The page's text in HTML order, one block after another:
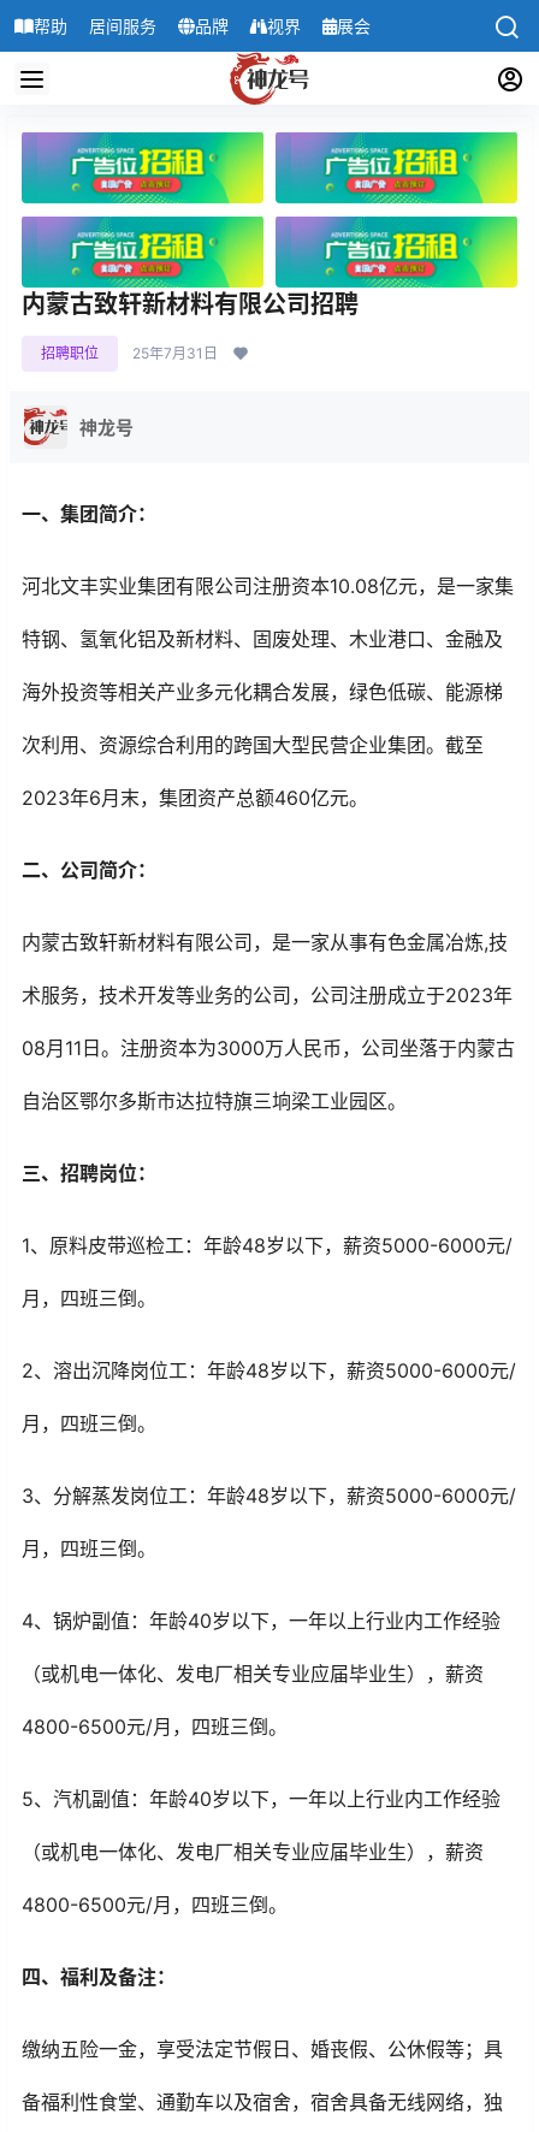
帮助 居间服务 品牌 视界 展会
内蒙古致轩新材料有限公司招聘
招聘职位 25年7月31日
神龙号
一、集团简介：
河北文丰实业集团有限公司注册资本10.08亿元，是一家集
特钢、氢氧化铝及新材料、固废处理、木业港口、金融及
海外投资等相关产业多元化耦合发展，绿色低碳、能源梯
次利用、资源综合利用的跨国大型民营企业集团。截至
2023年6月末，集团资产总额460亿元。
二、公司简介：
内蒙古致轩新材料有限公司，是一家从事有色金属冶炼,技
术服务，技术开发等业务的公司，公司注册成立于2023年
08月11日。注册资本为3000万人民币，公司坐落于内蒙古
自治区鄂尔多斯市达拉特旗三垧梁工业园区。
三、招聘岗位：
1、原料皮带巡检工：年龄48岁以下，薪资5000-6000元/
月，四班三倒。
2、溶出沉降岗位工：年龄48岁以下，薪资5000-6000元/
月，四班三倒。
3、分解蒸发岗位工：年龄48岁以下，薪资5000-6000元/
月，四班三倒。
4、锅炉副值：年龄40岁以下，一年以上行业内工作经验
（或机电一体化、发电厂相关专业应届毕业生），薪资
4800-6500元/月，四班三倒。
5、汽机副值：年龄40岁以下，一年以上行业内工作经验
（或机电一体化、发电厂相关专业应届毕业生），薪资
4800-6500元/月，四班三倒。
四、福利及备注：
缴纳五险一金，享受法定节假日、婚丧假、公休假等；具
备福利性食堂、通勤车以及宿舍，宿舍具备无线网络，独